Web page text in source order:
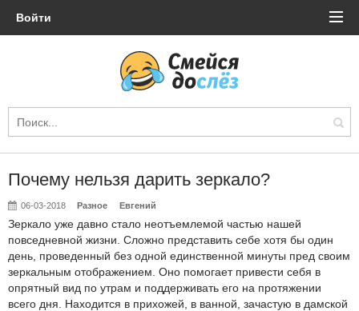
Войти
Почему нельзя дарить зеркало?
06-03-2018 Разное Евгений
Зеркало уже давно стало неотъемлемой частью нашей
повседневной жизни. Сложно представить себе хотя бы один
день, проведенный без одной единственной минуты пред своим
зеркальным отображением. Оно помогает привести себя в
опрятный вид по утрам и поддерживать его на протяжении
всего дня. Находится в прихожей, в ванной, зачастую в дамской